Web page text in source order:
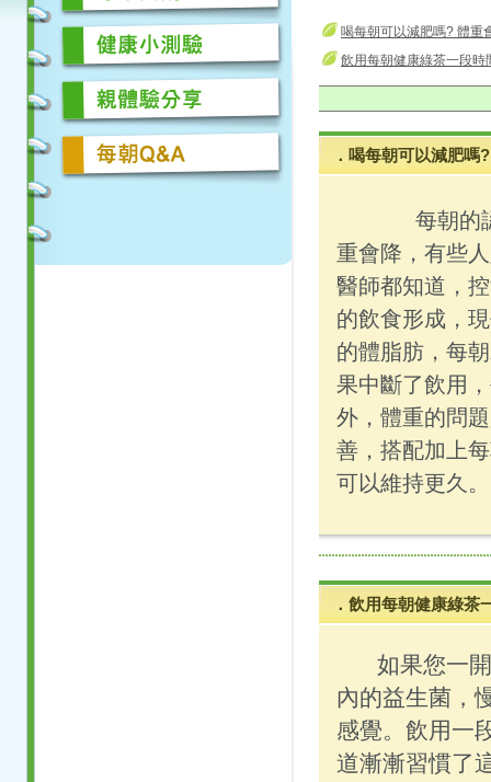
喝每朝可以減肥嗎? 體重
飲用每朝健康綠茶一段時
．喝每朝可以減肥嗎
每朝的認證
重會降，有些
醫師都知道，
的飲食形成，
的體脂肪，每
果中斷了飲用
外，體重的問
善，搭配加上
可以維持更久。
．飲用每朝健康綠茶
如果您一
內的益生菌，
感覺。飲用一
道漸漸習慣了